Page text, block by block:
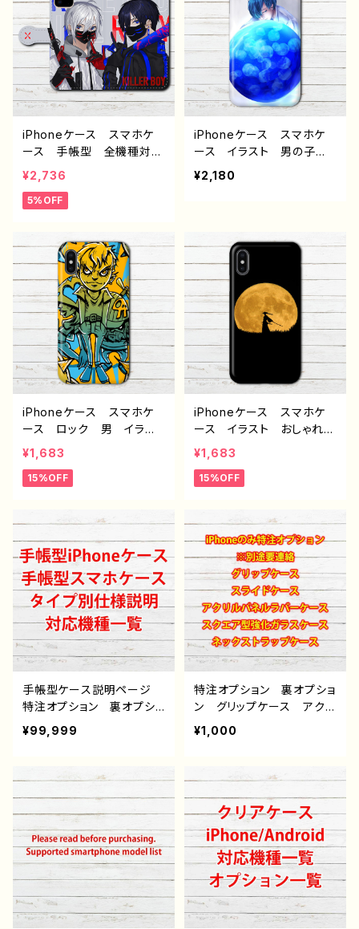
ロイド ケース おすす
め 個性的 黒髪 刀 人
気 イラストレーター 絵
師 クリエイター オリジ
ナル デザイン グッズ タ
イトル：BLUE 作：IYSK。
F-5
Android アンドロイ
ド ケース 個性的 おす
すめ 人気 イラストレー
ター クリエイター 絵
師 オリジナル デザイ
ン グッズ タイトル：orca
作：しゅり
iPhoneケース スマホケ
ース 手帳型 全機種対
応 おしゃれ イラスト
男子 かっこいい イケメ
ン クール エモい iPho
Galaxy iPhone5/6/6
s/7/8 Android アンド
ロイド ケース おすす
め 個性的 銀髪 黒髪
刀 ピアス 人気 イラス
トレーター 絵師 クリエ
イター オリジナル デザ
イン グッズ タイトル：KIL
LER BOY 作：IYSK。 F-
¥2,736
5%OFF
iPhoneケース スマホケ
ース イラスト 男の子
かっこいい イケメン クー
ル おしゃれ 動物 海
Xperia Googlepixel A
ndroid アンドロイド ケ
ース 個性的 おすすめ
人気 イラストレーター
クリエイター 絵師 オリ
ジナル デザイン グッ
ズ タイトル：jellyfish
作：しゅり
¥2,180
iPhoneケース スマホケ
ース ロック 男 イラス
ト かっこいい イケメン
おしゃれ 安い メンズ
個性的 おすすめ iPhon
droid アンドロイド ケー
ス ノンブランド 人気 イ
ラストレーター クリエイタ
ー 絵師 オリジナル デ
ザイン グッズ タイトル：
トゲトゲ ロック J1-9
¥1,683
15%OFF
iPhoneケース スマホケ
ース イラスト おしゃれ
シンプル 安い かっこい
い クール メンズ 個性
的 おすすめ iPhone15/1
d アンドロイド ケース
ノンブランド 人気 イラス
トレーター クリエイター
絵師 オリジナル デザイ
ン グッズ タイトル：SAM
URAI J1-9
¥1,683
15%OFF
手帳型ケース説明ページ
特注オプション 裏オプショ
ン 雑貨屋アリスの白うさ
¥99,999
特注オプション 裏オプショ
ン グリップケース アクリ
ルパネルラバーケース ス
クエア型強化ガラスケー
貨屋アリスの白うさぎ
¥1,000